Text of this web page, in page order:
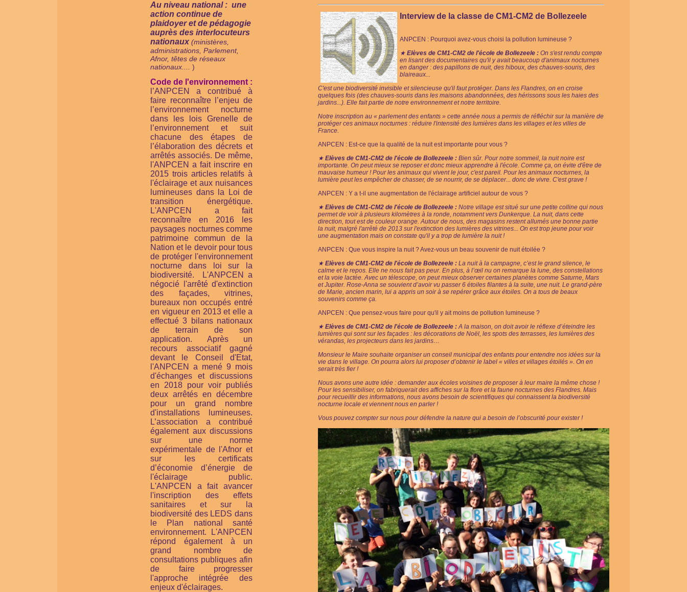
Au niveau national : une
action continue de
plaidoyer et de pédagogie
auprès des interlocuteurs
nationaux (ministères,
administrations, Parlement,
Afnor, têtes de réseaux
nationaux....
)
Code de l'environnement :
l’ANPCEN a contribué à
faire reconnaître l’enjeu de
l’environnement nocturne
dans les lois Grenelle de
l’environnement et suit
chacune des étapes de
l’élaboration des décrets et
arrêtés associés. De même,
l'ANPCEN a fait inscrire en
2015 trois articles relatifs à
l'éclairage et aux nuisances
lumineuses dans la Loi de
transition énergétique.
L'ANPCEN a fait
reconnaître en 2016 les
paysages nocturnes comme
patrimoine commun de la
Nation et le devoir pour tous
de protéger l'environnement
nocturne dans loi sur la
biodiversité.
L'ANPCEN a
négocié l'arrêté d'extinction
des façades, vitrines,
bureaux non occupés entré
en vigueur en 2013 et elle a
effectué 3 bilans nationaux
de terrain de son
application. Après un
recours associatif gagné
devant le Conseil d'Etat,
l'ANPCEN a mené 9 mois
d'échanges et discussions
en 2018 pour voir publiés
deux arrêtés en décembre
pour un grand nombre
d'installations lumineuses.
L’association a contribué
également aux discussions
sur une norme
expérimentale de l'Afnor et
sur les certificats
d’économie d’énergie de
l'éclairage public.
L'ANPCEN a fait avancer
l'inscription des effets
sanitaires et sur la
biodiversité des LEDS dans
le Plan national santé
environnement. L'ANPCEN
répond également à un
grand nombre de
consultations publiques afin
de faire progresser
l'approche intégrée des
enjeux d'éclairages.
Interview de la classe de CM1-CM2 de Bollezeele
ANPCEN : Pourquoi avez-vous choisi la pollution lumineuse ?
★ Elèves de CM1-CM2 de l'école de Bollezeele : On s'est rendu compte
en lisant des documentaires qu'il y avait beaucoup d'animaux nocturnes
en danger : des papillons de nuit, des hiboux, des chauves-souris, des
blaireaux...
C'est une biodiversité invisible et silencieuse qu'il faut protéger. Dans les Flandres, on en croise
quelques fois (des chauves-souris dans les maisons abandonnées, des hérissons sous les haies des
jardins...). Elle fait partie de notre environnement et notre territoire.
Notre inscription au « parlement des enfants » cette année nous a permis de réfléchir sur la manière de
protéger ces animaux nocturnes : réduire l'intensité des lumières dans les villages et les villes de
France.
ANPCEN : Est-ce que la qualité de la nuit est importante pour vous ?
★ Elèves de CM1-CM2 de l'école de Bollezeele : Bien sûr. Pour notre sommeil, la nuit noire est
importante. On peut mieux se reposer et donc mieux apprendre à l'école. Comme ça, on évite d'être de
mauvaise humeur ! Pour les animaux qui vivent le jour, c'est pareil. Pour les animaux nocturnes, la
lumière peut les empêcher de chasser, de se nourrir, de se déplacer... donc de vivre. C'est grave !
ANPCEN : Y a t-il une augmentation de l'éclairage artificiel autour de vous ?
★ Elèves de CM1-CM2 de l'école de Bollezeele : Notre village est situé sur une petite colline qui nous
permet de voir à plusieurs kilomètres à la ronde, notamment vers Dunkerque. La nuit, dans cette
direction, tout est de couleur orange. Autour de nous, des magasins restent allumés une bonne partie
la nuit, malgré l'arrêté de 2013 sur l'extinction des lumières des vitrines... On est trop jeune pour voir
une augmentation mais on constate qu'il y a trop de lumière la nuit !
ANPCEN : Que vous inspire la nuit ? Avez-vous un beau souvenir de nuit étoilée ?
★ Elèves de CM1-CM2 de l'école de Bollezeele : La nuit à la campagne, c’est le grand silence, le
calme et le repos. Elle ne nous fait pas peur. En plus, à l’œil nu on remarque la lune, des constellations
et la voie lactée. Avec un télescope, on peut mieux observer certaines planètes comme Saturne, Mars
et Jupiter. Rose-Anna se souvient d’avoir vu passer 6 étoiles filantes à la suite, une nuit. Le grand-père
de Marie, ancien marin, lui a appris un soir à se repérer grâce aux étoiles. On a tous de beaux
souvenirs comme ça.
ANPCEN : Que pensez-vous faire pour qu'il y ait moins de pollution lumineuse ?
★ Elèves de CM1-CM2 de l'école de Bollezeele :A la maison, on doit avoir le réflexe d’éteindre les
lumières qui sont sur les façades : les décorations de Noël, les spots des terrasses, les lumières des
vérandas, les projecteurs dans les jardins…
Monsieur le Maire souhaite organiser un conseil municipal des enfants pour entendre nos idées sur la
vie dans le village. On pourra alors lui proposer d’obtenir le label « villes et villages étoilés ». On en
serait très fier !
Nous avons une autre idée : demander aux écoles voisines de proposer à leur maire la même chose !
Pour les sensibiliser, on fabriquerait des affiches sur la flore et la faune nocturnes des Flandres. Mais
pour recueillir des informations, nous avons besoin de scientifiques qui connaissent la biodiversité
nocturne locale et viennent nous en parler !
Vous pouvez compter sur nous pour défendre la nature qui a besoin de l’obscurité pour exister !